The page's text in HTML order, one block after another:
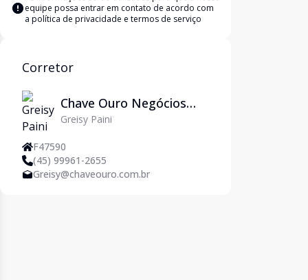
equipe possa entrar em contato de acordo com
a política de privacidade e termos de serviço
Corretor
Chave Ouro Negócios
Imobiliários
Greisy Paini
F47590
(45) 99961-2655
Greisy@chaveouro.com.br